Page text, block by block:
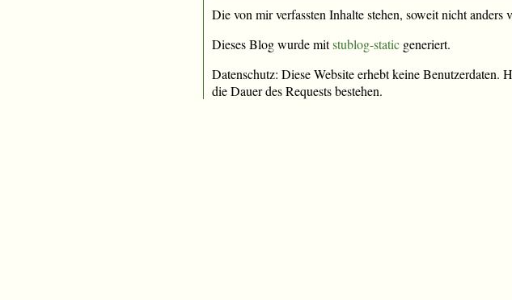
Die von mir verfassten Inhalte stehen, soweit nicht anders
Dieses Blog wurde mitstublog-static generiert.
Datenschutz: Diese Website erhebt keine Benutzerdaten.
die Dauer des Requests bestehen.